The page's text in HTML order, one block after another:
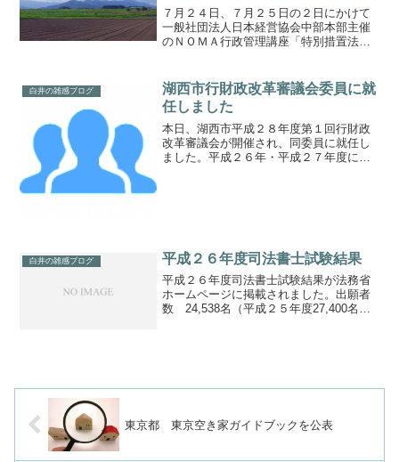
７月２４日、７月２５日の２日にかけて
一般社団法人日本経営協会中部本部主催
のＮＯＭＡ行政管理講座「特別措置法を
Ⅰ.はじめに １．所有者不明土地の現
状 ２．所有者不明土地の...
白井の雑感ブログ
湖西市行財政改革審議会委員に就
任しました
本日、湖西市平成２８年度第１回行財政
改革審議会が開催され、同委員に就任し
ました。平成２６年・平成２７年度に引
白井の雑感ブログ 平成２６年度司法書士試験結果
平成２６年度司法書士試験結果が法務省
ホームページに掲載されました。出願者
数 24,538名（平成２５年度27,400名）
東京都 東京空き家ガイドブックを公表